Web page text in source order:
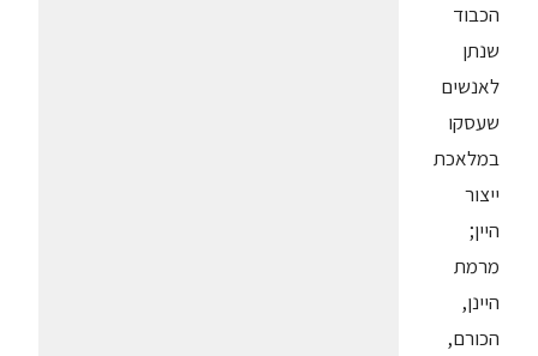
הכבוד
שנתן
לאנשים
שעסקו
במלאכת
ייצור
היין;
מרמת
היינן,
הכורם,